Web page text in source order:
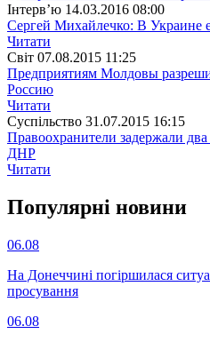
Інтерв’ю 14.03.2016 08:00
Сергей Михайлечко: В Украине
Читати
Свiт 07.08.2015 11:25
Предприятиям Молдовы
Россию
Читати
Суспiльство 31.07.2015 16:15
Правоохранители задержали два
ДНР
Читати
Популярнi новини
06.08
На Донеччині погіршилася
просування
06.08